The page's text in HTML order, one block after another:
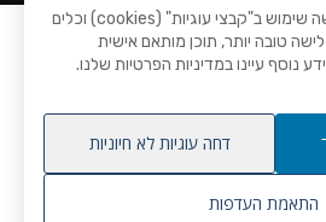
לידיעתכם, באתר זה נעשה שימוש ב"קבצי עוגיות" (cookies) וכלים
טובה יותר, תוכן מותאם אישית
נוסף עיינו במדיניות הפרטיות שלנו.
דחה עוגיות לא חיוניות
התאמת העדפות